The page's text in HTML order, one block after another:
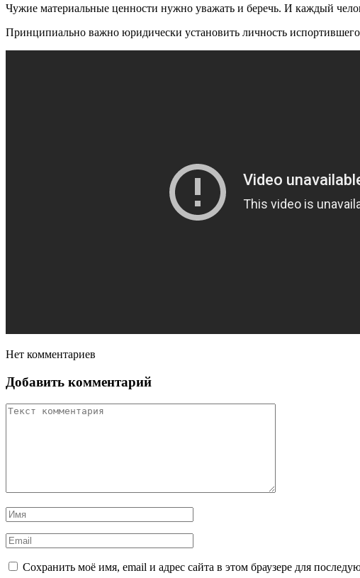
Чужие материальные ценности нужно уважать и беречь. И каждый
Принципиально важно юридически установить личность
Нет комментариев
Добавить комментарий
Сохранить моё имя, email и адрес сайта в этом браузере для